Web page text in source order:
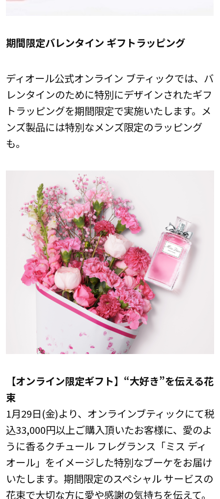
期間限定バレンタイン ギフトラッピング
ディオール公式オンライン ブティックでは、バ
レンタインのために特別にデザインされたギフ
トラッピングを期間限定で実施いたします。メ
ンズ製品には特別なメンズ限定のラッピング
も。
【オンライン限定ギフト】“大好き”を伝える花
束
1月29日(金)より、オンラインブティックにて税
込33,000円以上ご購入頂いたお客様に、愛のよ
うに香るクチュール フレグランス「ミス ディ
オール」をイメージした特別なブーケをお届け
いたします。期間限定のスペシャル サービスの
花束で大切な方に愛や感謝の気持ちを伝えて。